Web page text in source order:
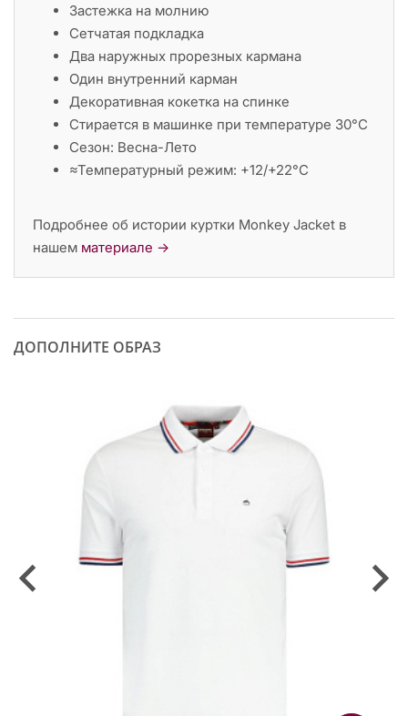
Застежка на молнию
Сетчатая подкладка
Два наружных прорезных кармана
Один внутренний карман
Декоративная кокетка на спинке
Стирается в машинке при температуре 30°C
Сезон: Весна-Лето
≈Температурный режим: +12/+22°C
Подробнее об истории куртки Monkey Jacket в
нашем материале →
ДОПОЛНИТЕ ОБРАЗ